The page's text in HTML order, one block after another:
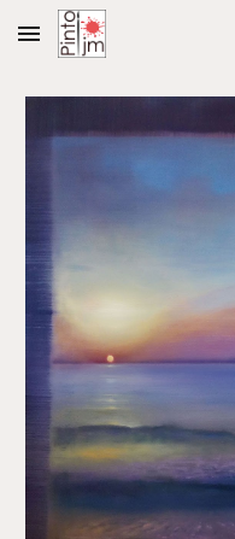
Skip to main content